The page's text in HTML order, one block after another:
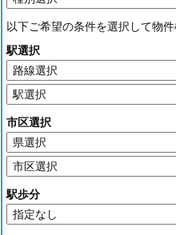
以下ご希望の条件を選択して物
駅選択
市区選択
駅歩分